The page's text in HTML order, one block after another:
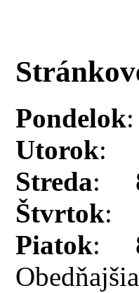
Pondelok
Utorok:
Streda:
Štvrtok:
Piatok: